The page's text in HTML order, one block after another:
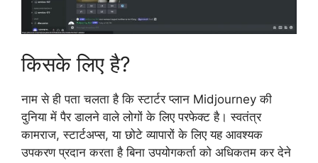
किसके लिए है?
नाम से ही पता चलता है कि स्टार्टर प्लान Midjourney की
दुनिया में पैर डालने वाले लोगों के लिए परफेक्ट है। स्वतंत्र
कामराज, स्टार्टअप्स, या छोटे व्यापारों के लिए यह आवश्यक
उपकरण प्रदान करता है बिना उपयोगकर्ता को अधिकतम कर देने